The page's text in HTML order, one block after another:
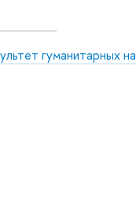
гуманитарных